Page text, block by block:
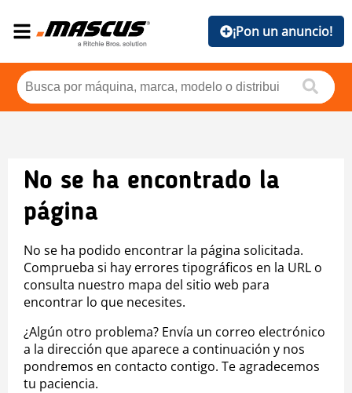
¡Pon un anuncio!
No se ha encontrado la
página
No se ha podido encontrar la página solicitada.
Comprueba si hay errores tipográficos en la URL o
consulta nuestro mapa del sitio web para
encontrar lo que necesites.
¿Algún otro problema? Envía un correo electrónico
a la dirección que aparece a continuación y nos
pondremos en contacto contigo. Te agradecemos
tu paciencia.